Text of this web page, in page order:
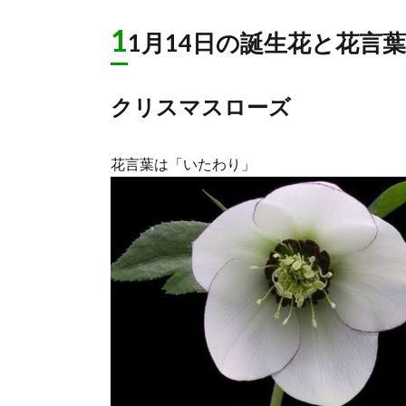
11月14日の誕生花と花言
クリスマスローズ
花言葉は「いたわり」